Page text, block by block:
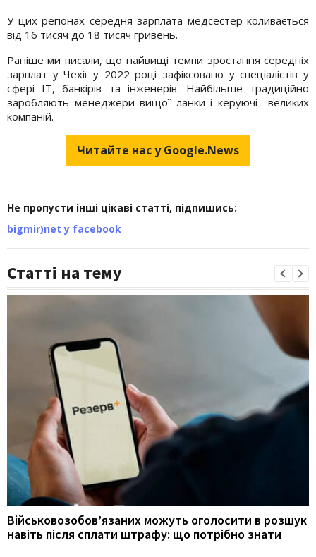
У цих регіонах середня зарплата медсестер коливається
від 16 тисяч до 18 тисяч гривень.
Раніше ми писали, що найвищі темпи зростання середніх
зарплат у Чехії у 2022 році зафіксовано у спеціалістів у
сфері IT, банкірів та інженерів. Найбільше традиційно
заробляють менеджери вищої ланки і керуючі великих
компаній.
Читайте нас у Google.News
Не пропусти інші цікаві статті, підпишись:
bigmir)net у facebook
Статті на тему
Військовозобов’язаних можуть оголосити в розшук
навіть після сплати штрафу: що потрібно знати